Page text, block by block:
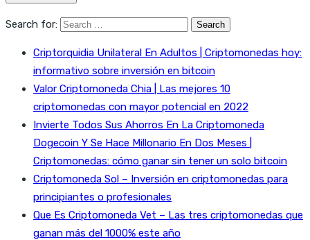
Search for:
Criptorquidia Unilateral En Adultos | Criptomonedas hoy:
informativo sobre inversión en bitcoin
Valor Criptomoneda Chia | Las mejores 10
criptomonedas con mayor potencial en 2022
Invierte Todos Sus Ahorros En La Criptomoneda
Dogecoin Y Se Hace Millonario En Dos Meses |
Criptomonedas: cómo ganar sin tener un solo bitcoin
Criptomoneda Sol – Inversión en criptomonedas para
principiantes o profesionales
Que Es Criptomoneda Vet – Las tres criptomonedas que
ganan más del 1000% este año